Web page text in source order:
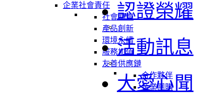
企業社會責任
社會關懷
產品創新
環境永續
服務加值
友善供應鏈
合作夥伴
企業團購
認證榮耀
活動訊息
大愛心聞